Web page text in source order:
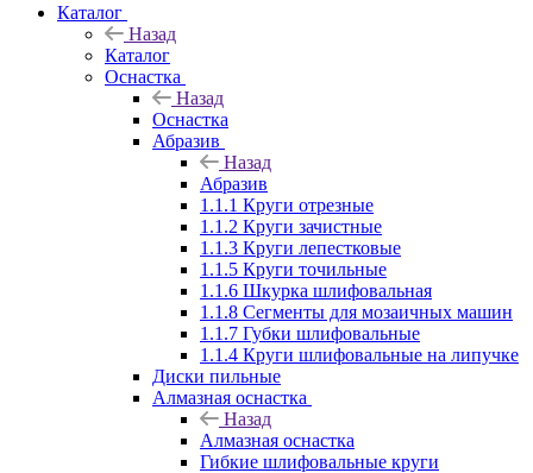
Каталог
Назад
Каталог
Оснастка
Назад
Оснастка
Абразив
Назад
Абразив
1.1.1 Круги отрезные
1.1.2 Круги зачистные
1.1.3 Круги лепестковые
1.1.5 Круги точильные
1.1.6 Шкурка шлифовальная
1.1.8 Сегменты для мозаичных машин
1.1.7 Губки шлифовальные
1.1.4 Круги шлифовальные на липучке
Диски пильные
Алмазная оснастка
Назад
Алмазная оснастка
Гибкие шлифовальные круги